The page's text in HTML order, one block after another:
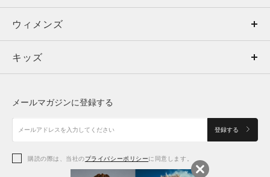
ウィメンズ
キッズ
アクセサリー
トップス
ボトムス
アクセサリー
ウィメンズ
トップス
シューズ
アクセサリー
キッズ
シューズ
メールマガジンに登録する
登録する
購読の際は、当社のプライバシーポリシーに同意します。